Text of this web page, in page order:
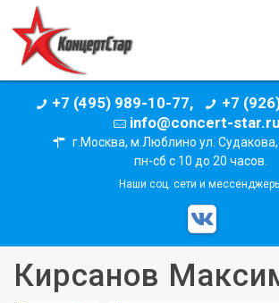
+7 (495) 989-10-77,
+7
info@concert-star.ru
г.Москва, м.Люблино ул.
пн-сб с 10 до 20 часов.
Наши соц. сети и
Кирсанов